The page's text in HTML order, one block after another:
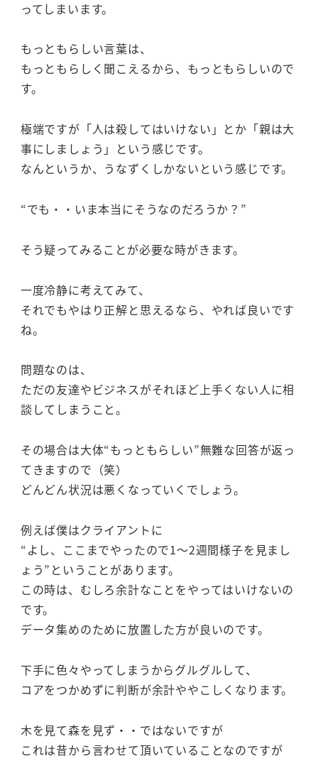
ってしまいます。
もっともらしい言葉は、
もっともらしく聞こえるから、もっともらしいので
す。
極端ですが「人は殺してはいけない」とか「親は大
事にしましょう」という感じです。
なんというか、うなずくしかないという感じです。
“でも・・いま本当にそうなのだろうか？”
そう疑ってみることが必要な時がきます。
一度冷静に考えてみて、
それでもやはり正解と思えるなら、やれば良いです
ね。
問題なのは、
ただの友達やビジネスがそれほど上手くない人に相
談してしまうこと。
その場合は大体“もっともらしい”無難な回答が返っ
てきますので（笑）
どんどん状況は悪くなっていくでしょう。
例えば僕はクライアントに
“よし、ここまでやったので1～2週間様子を見まし
ょう”ということがあります。
この時は、むしろ余計なことをやってはいけないの
です。
データ集めのために放置した方が良いのです。
下手に色々やってしまうからグルグルして、
コアをつかめずに判断が余計ややこしくなります。
木を見て森を見ず・・ではないですが
これは昔から言わせて頂いていることなのですが